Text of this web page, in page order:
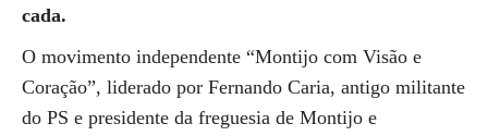
cada.
O movimento independente “Montijo com Visão e
Coração”, liderado por Fernando Caria, antigo militante
do PS e presidente da freguesia de Montijo e